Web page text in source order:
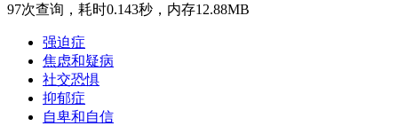
97次查询，耗时0.143秒，内存12.88MB
强迫症
焦虑和疑病
社交恐惧
抑郁症
自卑和自信